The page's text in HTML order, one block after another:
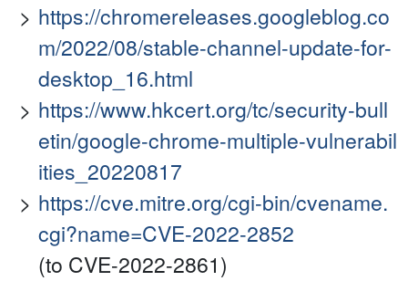
https://chromereleases.googleblog.co
m/2022/08/stable-channel-update-for-
desktop_16.html
https://www.hkcert.org/tc/security-bull
etin/google-chrome-multiple-vulnerabil
ities_20220817
https://cve.mitre.org/cgi-bin/cvename.
cgi?name=CVE-2022-2852
(to CVE-2022-2861)